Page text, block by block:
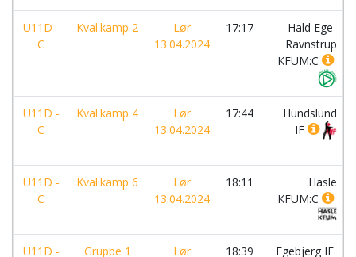
U11D -
C
Kval.kamp 2
Lør
13.04.2024
17:17
Hald Ege-
Ravnstrup
KFUM:C
U11D -
C
Kval.kamp 4
Lør
13.04.2024
17:44
Hundslund
IF
U11D -
C
Kval.kamp 6
Lør
13.04.2024
18:11
Hasle
KFUM:C
U11D -
Gruppe 1
Lør
18:39 Egebjerg IF